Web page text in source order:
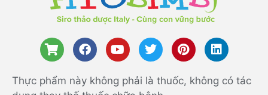
Thực phẩm này không phải là thuốc, không có tác